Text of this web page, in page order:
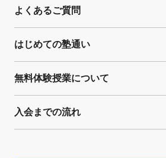
よくあるご質問
はじめての塾通い
無料体験授業について
入会までの流れ